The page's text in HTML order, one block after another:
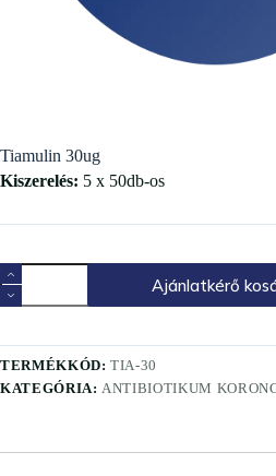
Tiamulin 30ug
Kiszerelés: 5 x 50db-os
Ajánlatkérő
TERMÉKKÓD:TIA-30
KATEGÓRIA:ANTIBIOTIKUM